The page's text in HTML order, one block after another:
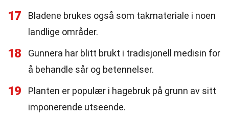
17
Bladene brukes også som takmateriale i noen
landlige områder.
18
Gunnera har blitt brukt i tradisjonell medisin for
å behandle sår og betennelser.
19
Planten er populær i hagebruk på grunn av sitt
imponerende utseende.